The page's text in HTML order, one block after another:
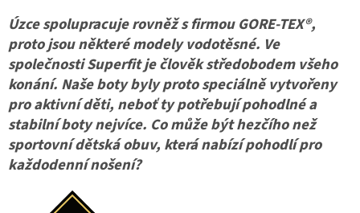
Úzce spolupracuje rovněž s firmou GORE-TEX®,
proto jsou některé modely vodotěsné. Ve
společnosti Superfit je člověk středobodem všeho
konání. Naše boty byly proto speciálně vytvořeny
pro aktivní děti, neboť ty potřebují pohodlné a
stabilní boty nejvíce. Co může být hezčího než
sportovní dětská obuv, která nabízí pohodlí pro
každodenní nošení?